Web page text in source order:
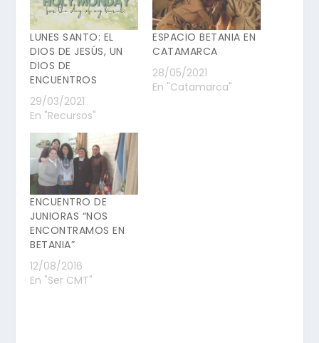
LUNES SANTO: EL
DIOS DE JESÚS, UN
DIOS DE
ENCUENTROS
29/03/2021
En "Recursos"
ESPACIO BETANIA EN
CATAMARCA
28/05/2021
En "Catamarca"
ENCUENTRO DE
JUNIORAS “NOS
ENCONTRAMOS EN
BETANIA”
12/08/2016
En "Ser CMT"